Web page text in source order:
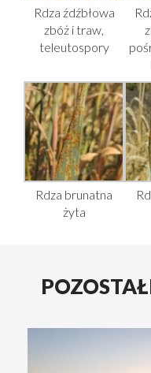
Rdza źdźbłowa
zbóż i traw,
teleutospory
Rdza brunatna
żyta